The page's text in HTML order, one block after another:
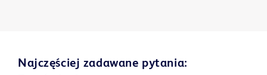
Najczęściej zadawane pytania: